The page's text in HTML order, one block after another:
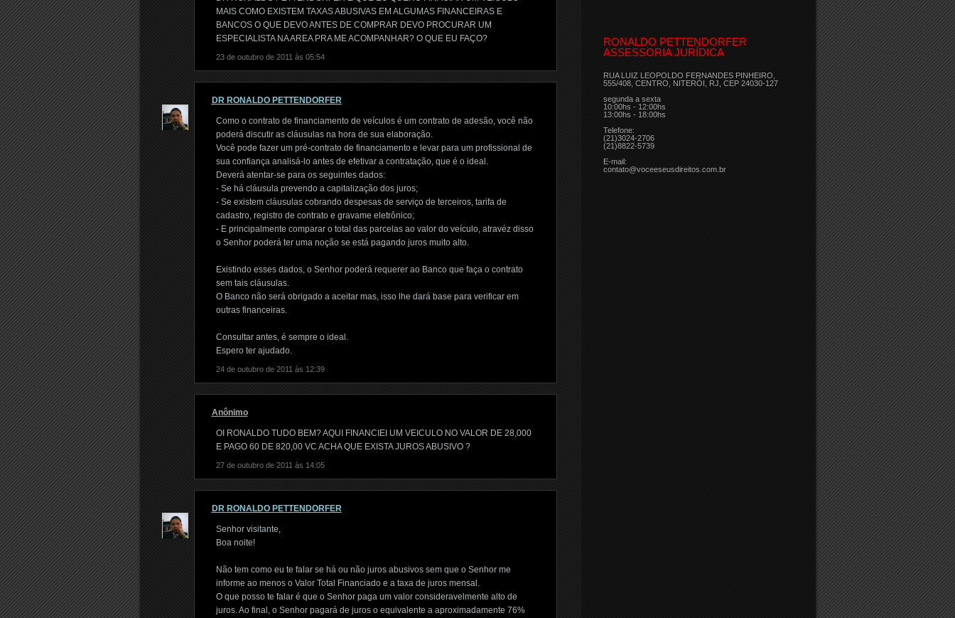
MAIS COMO EXISTEM TAXAS ABUSIVAS EM ALGUMAS FINANCEIRAS E
BANCOS O QUE DEVO ANTES DE COMPRAR DEVO PROCURAR UM
ESPECIALISTA NA AREA PRA ME ACOMPANHAR? O QUE EU FAÇO?
23 de outubro de 2011 às 05:54
DR RONALDO PETTENDORFER
Como o contrato de financiamento de veículos é um contrato de adesão, você não
poderá discutir as cláusulas na hora de sua elaboração.
Você pode fazer um pré-contrato de financiamento e levar para um profissional de
sua confiança analisá-lo antes de efetivar a contratação, que é o ideal.
Deverá atentar-se para os seguintes dados:
- Se há cláusula prevendo a capitalização dos juros;
- Se existem cláusulas cobrando despesas de serviço de terceiros, tarifa de
cadastro, registro de contrato e gravame eletrônico;
- E principalmente comparar o total das parcelas ao valor do veículo, atravéz disso
o Senhor poderá ter uma noção se está pagando juros muito alto.
Existindo esses dados, o Senhor poderá requerer ao Banco que faça o contrato
sem tais cláusulas.
O Banco não será obrigado a aceitar mas, isso lhe dará base para verificar em
outras financeiras.
Consultar antes, é sempre o ideal.
Espero ter ajudado.
24 de outubro de 2011 às 12:39
Anônimo
OI RONALDO TUDO BEM? AQUI FINANCIEI UM VEICULO NO VALOR DE 28,000
E PAGO 60 DE 820,00 VC ACHA QUE EXISTA JUROS ABUSIVO ?
27 de outubro de 2011 às 14:05
DR RONALDO PETTENDORFER
Senhor visitante,
Boa noite!
Não tem como eu te falar se há ou não juros abusivos sem que o Senhor me
informe ao menos o Valor Total Financiado e a taxa de juros mensal.
O que posso te falar é que o Senhor paga um valor consideravelmente alto de
juros. Ao final, o Senhor pagará de juros o equivalente a aproximadamente 76%
RONALDO PETTENDORFER
ASSESSORIA JURÍDICA
RUA LUIZ LEOPOLDO FERNANDES PINHEIRO,
555/408, CENTRO, NITERÓI, RJ, CEP 24030-127
segunda a sexta
10:00hs - 12:00hs
13:00hs - 18:00hs
Telefone:
(21)3024-2706
(21)8822-5739
E-mail:
contato@voceeseusdireitos.com.br